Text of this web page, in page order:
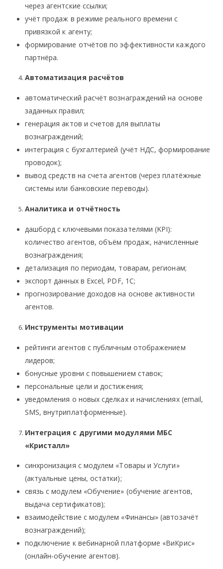
через агентские ссылки;
учёт продаж в режиме реального времени с
привязкой к агенту;
формирование отчётов по эффективности каждого
партнёра.
Автоматизация расчётов
автоматический расчёт вознаграждений на основе
заданных правил;
генерация актов и счетов для выплаты
вознаграждений;
интеграция с бухгалтерией (учёт НДС, формирование
проводок);
вывод средств на счета агентов (через платёжные
системы или банковские переводы).
Аналитика и отчётность
дашборд с ключевыми показателями (KPI):
количество агентов, объём продаж, начисленные
вознаграждения;
детализация по периодам, товарам, регионам;
экспорт данных в Excel, PDF, 1С;
прогнозирование доходов на основе активности
агентов.
Инструменты мотивации
рейтинги агентов с публичным отображением
лидеров;
бонусные уровни с повышением ставок;
персональные цели и достижения;
уведомления о новых сделках и начислениях (email,
SMS, внутриплатформенные).
Интеграция с другими модулями МБС
«Кристалл»
синхронизация с модулем «Товары и Услуги»
(актуальные цены, остатки);
связь с модулем «Обучение» (обучение агентов,
выдача сертификатов);
взаимодействие с модулем «Финансы» (автозачёт
вознаграждений);
подключение к вебинарной платформе «ВиКрис»
(онлайн‑обучение агентов).